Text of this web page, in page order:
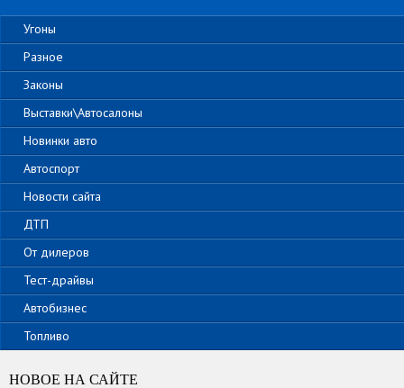
Угоны
Разное
Законы
Выставки\Автосалоны
Новинки авто
Автоспорт
Новости сайта
ДТП
От дилеров
Тест-драйвы
Автобизнес
Топливо
НОВОЕ НА САЙТЕ